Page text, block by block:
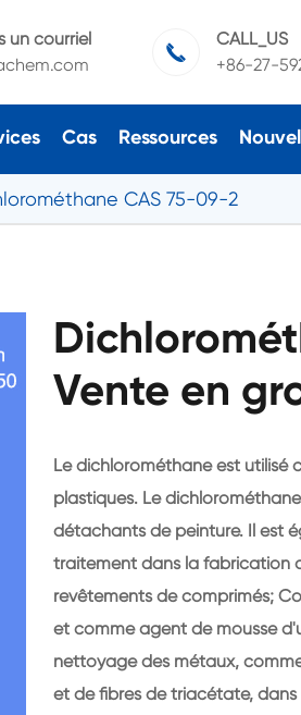
un courriel

CALL_US
+86-27-
Cas Ressources
CAS 75-09-2
Vente en
Le dichlorométhane est utilisé
plastiques. Le
détachants de peinture. Il est
traitement dans la fabrication
revêtements de comprimés;
et comme agent de mousse
nettoyage des métaux,
et de fibres de triacétate,